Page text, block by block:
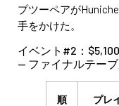
プツーペアが
手をかけた。
イベント#2：
— ファイナルテー
順
プレ